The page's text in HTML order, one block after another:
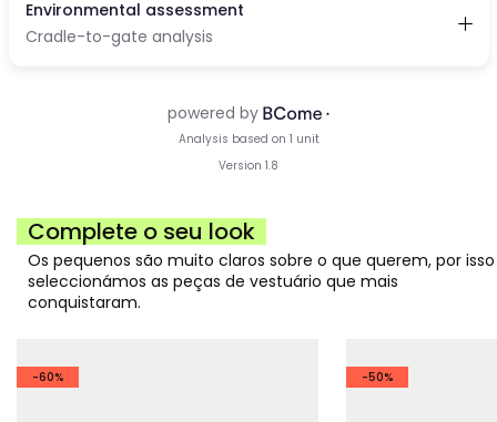
Complete o seu look
Os pequenos são muito claros sobre o que querem, por isso
seleccionámos as peças de vestuário que mais
conquistaram.
-60% -50%